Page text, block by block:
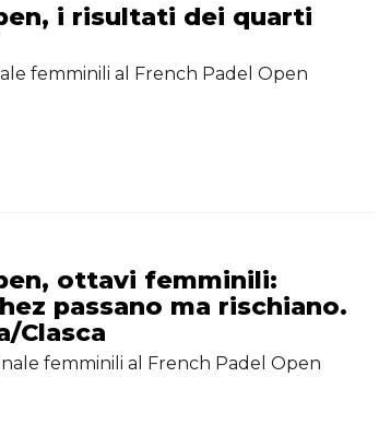
i risultati dei quarti
femminili al French Padel Open
ottavi femminili:
passano ma rischiano.
Clasca
femminili al French Padel Open